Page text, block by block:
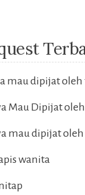
mau dipijat
Mau Dipijat
mau dipijat
wanita